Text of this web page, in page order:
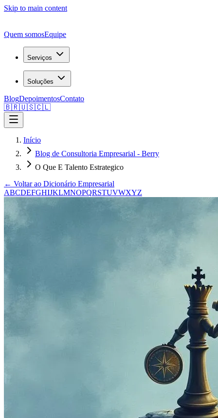
Skip to main content
Quem somosEquipe
Serviços
Soluções
BlogDepoimentosContato
🇧🇷🇺🇸🇨🇱
Início
Blog de Consultoria Empresarial - Berry
O Que E Talento Estrategico
← Voltar ao Dicionário Empresarial
ABCDEFGHIJKLMNOPQRSTUVWXYZ